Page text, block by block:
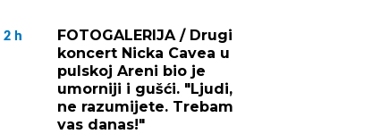
2 h
FOTOGALERIJA / Drugi
koncert Nicka Cavea u
pulskoj Areni bio je
umorniji i gušći. "Ljudi,
ne razumijete. Trebam
vas danas!"